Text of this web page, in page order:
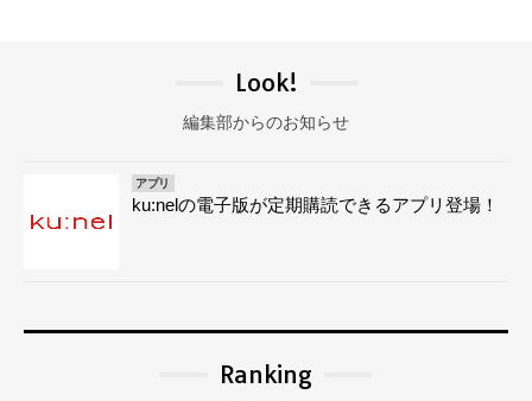
Look!
編集部からのお知らせ
アプリ
ku:nelの電子版が定期購読できるアプリ登場！
Ranking